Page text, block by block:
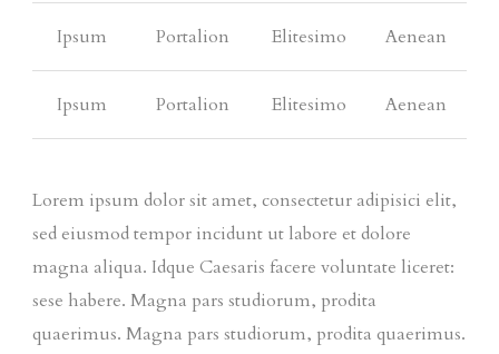
Ipsum Portalion Elitesimo Aenean
Ipsum Portalion Elitesimo Aenean
Lorem ipsum dolor sit amet, consectetur adipisici elit,
sed eiusmod tempor incidunt ut labore et dolore
magna aliqua. Idque Caesaris facere voluntate liceret:
sese habere. Magna pars studiorum, prodita
quaerimus. Magna pars studiorum, prodita quaerimus.